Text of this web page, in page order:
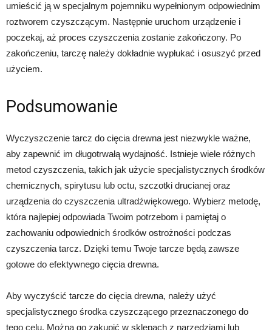
umieścić ją w specjalnym pojemniku wypełnionym odpowiednim
roztworem czyszczącym. Następnie uruchom urządzenie i
poczekaj, aż proces czyszczenia zostanie zakończony. Po
zakończeniu, tarczę należy dokładnie wypłukać i osuszyć przed
użyciem.
Podsumowanie
Wyczyszczenie tarcz do cięcia drewna jest niezwykle ważne,
aby zapewnić im długotrwałą wydajność. Istnieje wiele różnych
metod czyszczenia, takich jak użycie specjalistycznych środków
chemicznych, spirytusu lub octu, szczotki drucianej oraz
urządzenia do czyszczenia ultradźwiękowego. Wybierz metodę,
która najlepiej odpowiada Twoim potrzebom i pamiętaj o
zachowaniu odpowiednich środków ostrożności podczas
czyszczenia tarcz. Dzięki temu Twoje tarcze będą zawsze
gotowe do efektywnego cięcia drewna.
Aby wyczyścić tarcze do cięcia drewna, należy użyć
specjalistycznego środka czyszczącego przeznaczonego do
tego celu. Można go zakupić w sklepach z narzędziami lub